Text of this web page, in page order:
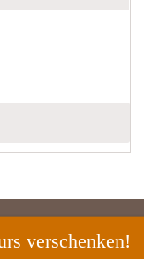
verschenken!